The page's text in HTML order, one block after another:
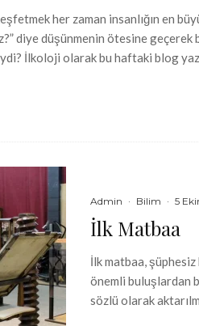
her zaman insanlığın en
diye düşünmenin ötesine
İlkoloji olarak bu haftaki blog
Admin · Bilim · 5
İlk Matbaa
İlk matbaa,
önemli buluşlardan
sözlü olarak